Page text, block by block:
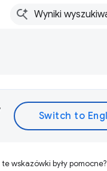
te wskazówki były pomocne?